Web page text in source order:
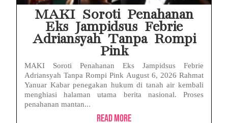
MAKI Soroti Penahanan
Eks Jampidsus Febrie
Adriansyah Tanpa Rompi
Pink
MAKI Soroti Penahanan Eks Jampidsus Febrie
Adriansyah Tanpa Rompi Pink August 6, 2026 Rahmat
Yanuar Kabar penegakan hukum di tanah air kembali
menghiasi halaman utama berita nasional. Proses
penahanan mantan...
Read More